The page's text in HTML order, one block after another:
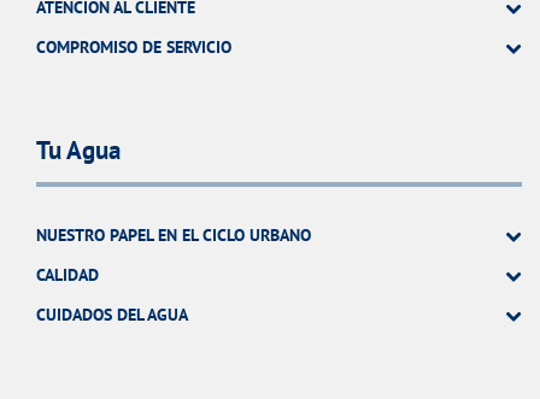
ATENCIÓN AL CLIENTE
COMPROMISO DE SERVICIO
Tu Agua
NUESTRO PAPEL EN EL CICLO URBANO
CALIDAD
CUIDADOS DEL AGUA